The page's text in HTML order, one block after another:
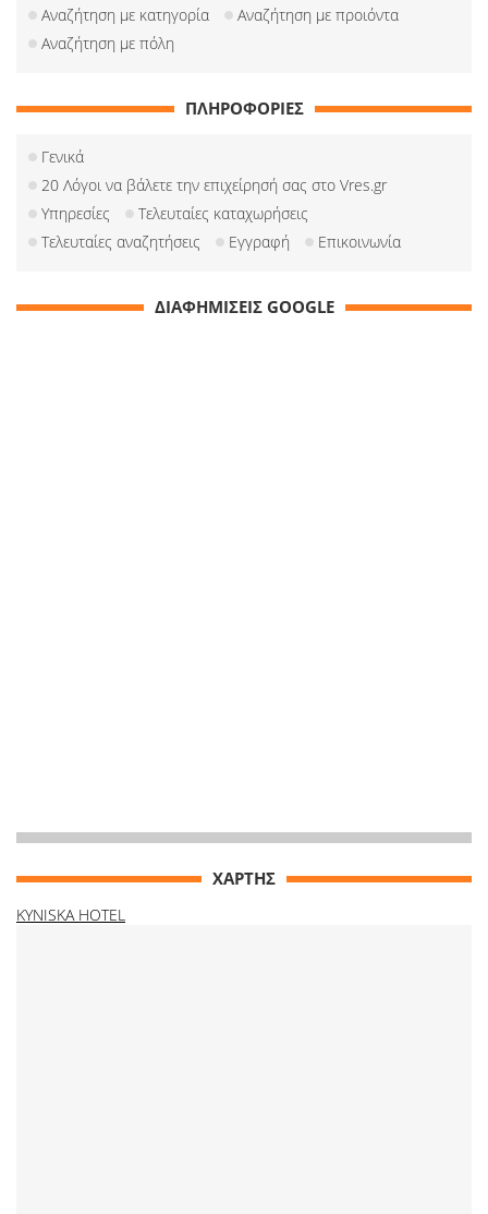
Αναζήτηση με κατηγορία
Αναζήτηση με προιόντα
Αναζήτηση με πόλη
ΠΛΗΡΟΦΟΡΙΕΣ
Γενικά
20 Λόγοι να βάλετε την επιχείρησή σας στο Vres.gr
Υπηρεσίες
Τελευταίες καταχωρήσεις
Τελευταίες αναζητήσεις
Εγγραφή Επικοινωνία
ΔΙΑΦΗΜΙΣΕΙΣ GOOGLE
ΧΑΡΤΗΣ
KYNISKA HOTEL